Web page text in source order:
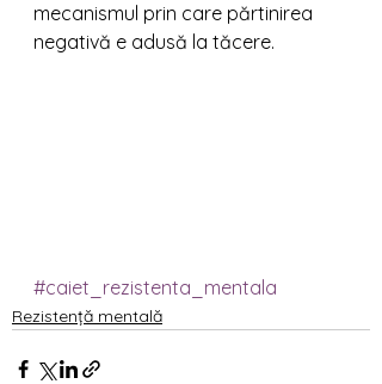
mecanismul prin care părtinirea
negativă e adusă la tăcere.
#caiet_rezistenta_mentala
Rezistență mentală